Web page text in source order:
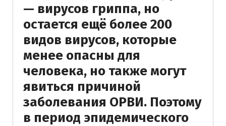
— вирусов гриппа, но
остается ещё более 200
видов вирусов, которые
менее опасны для
человека, но также могут
явиться причиной
заболевания ОРВИ. Поэтому
в период эпидемического